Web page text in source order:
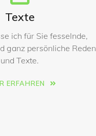
Texte
ich für Sie fesselnde,
ganz persönliche Reden
und Texte.
ERFAHREN